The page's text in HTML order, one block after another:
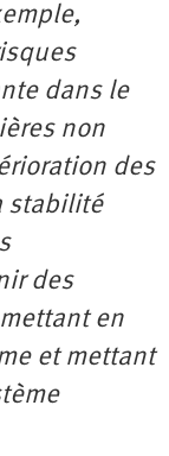
dans le
non
des
stabilité
des
en
et mettant